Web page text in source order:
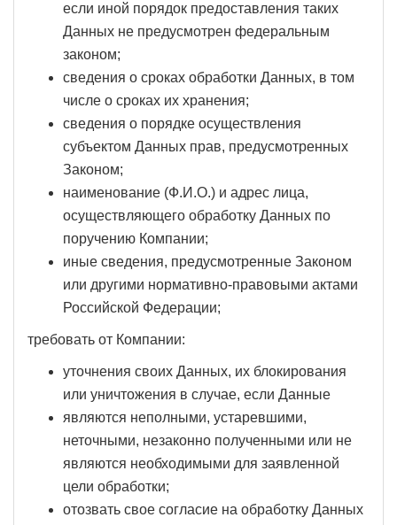
если иной порядок предоставления таких
Данных не предусмотрен федеральным
законом;
сведения о сроках обработки Данных, в том
числе о сроках их хранения;
сведения о порядке осуществления
субъектом Данных прав, предусмотренных
Законом;
наименование (Ф.И.О.) и адрес лица,
осуществляющего обработку Данных по
поручению Компании;
иные сведения, предусмотренные Законом
или другими нормативно-правовыми актами
Российской Федерации;
требовать от Компании:
уточнения своих Данных, их блокирования
или уничтожения в случае, если Данные
являются неполными, устаревшими,
неточными, незаконно полученными или не
являются необходимыми для заявленной
цели обработки;
отозвать свое согласие на обработку Данных